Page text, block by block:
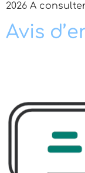
2026 A
Avis